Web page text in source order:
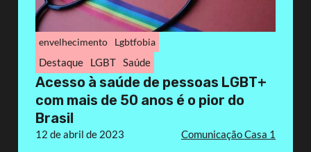
envelhecimento Lgbtfobia
Destaque LGBT Saúde
Acesso à saúde de pessoas LGBT+
com mais de 50 anos é o pior do
Brasil
12 de abril de 2023 Comunicação Casa 1